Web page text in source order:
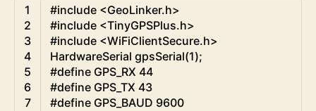
1
2
3
4
5
6
7
#include <GeoLinker.h>
#include <TinyGPSPlus.h>
#include <WiFiClientSecure.h>
HardwareSerial gpsSerial(1);
#define GPS_RX 44
#define GPS_TX 43
#define GPS_BAUD 9600